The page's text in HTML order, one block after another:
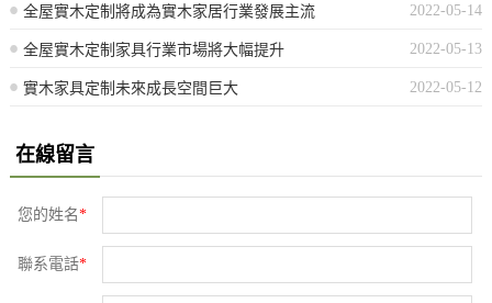
2022-05-14
全屋實木定制將成為實木家居行業發展主流
2022-05-13
全屋實木定制家具行業市場將大幅提升
2022-05-12
實木家具定制未來成長空間巨大
在線留言
您的姓名*
聯系電話*